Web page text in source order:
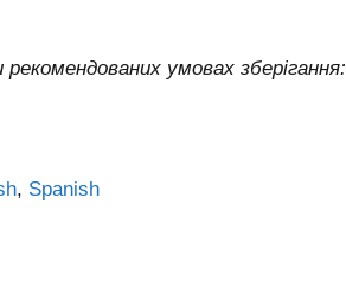
рекомендованих умовах
Spanish